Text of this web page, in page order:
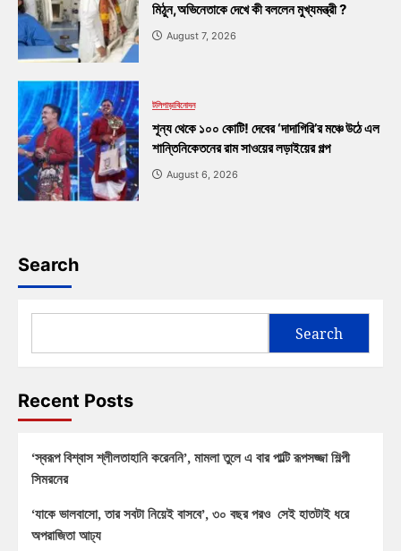
মিঠুন,অভিনেতাকে দেখে কী বললেন মুখ্যমন্ত্রী ?
August 7, 2026
টলিপাড়াবিনোদন
শূন্য থেকে ১০০ কোটি! দেবের ‘দাদাগিরি’র মঞ্চে উঠে এল
শান্তিনিকেতনের রাম সাওয়ের লড়াইয়ের গল্প
August 6, 2026
Search
Search
Recent Posts
‘স্বরূপ বিশ্বাস শ্লীলতাহানি করেননি’, মামলা তুলে এ বার পাল্টি রূপসজ্জা শিল্পী
সিমরনের
‘যাকে ভালবাসো, তার সবটা নিয়েই বাসবে’, ৩০ বছর পরও সেই হাতটাই ধরে
অপরাজিতা আঢ্য